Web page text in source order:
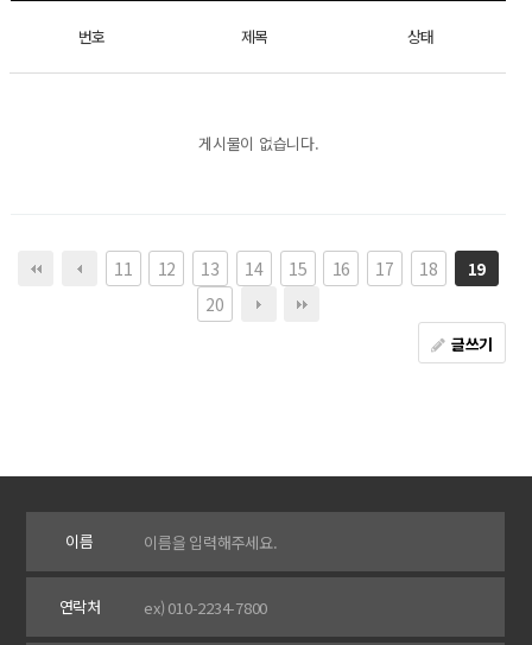
번호 제목 상태
게시물이 없습니다.
11 12 13 14 15 16 17 18 19
20
글쓰기
이름
연락처